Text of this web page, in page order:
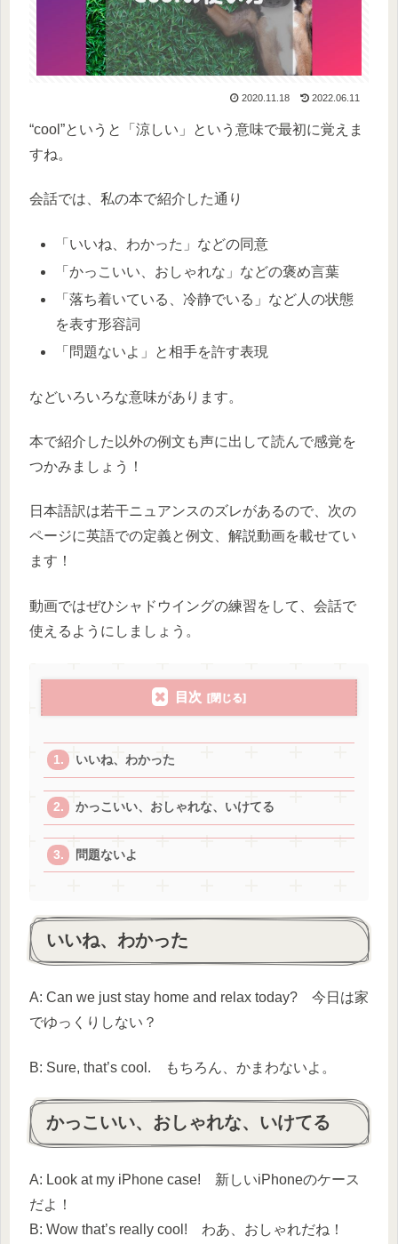
2020.11.18 2022.06.11
“cool”というと「涼しい」という意味で最初に覚えま
すね。
会話では、私の本で紹介した通り
「いいね、わかった」などの同意
「かっこいい、おしゃれな」などの褒め言葉
「落ち着いている、冷静でいる」など人の状態
を表す形容詞
「問題ないよ」と相手を許す表現
などいろいろな意味があります。
本で紹介した以外の例文も声に出して読んで感覚を
つかみましょう！
日本語訳は若干ニュアンスのズレがあるので、次の
ページに英語での定義と例文、解説動画を載せてい
ます！
動画ではぜひシャドウイングの練習をして、会話で
使えるようにしましょう。
目次
いいね、わかった
かっこいい、おしゃれな、いけてる
問題ないよ
いいね、わかった
A: Can we just stay home and relax today? 今日は家
でゆっくりしない？
B: Sure, that’s cool. もちろん、かまわないよ。
かっこいい、おしゃれな、いけてる
A: Look at my iPhone case! 新しいiPhoneのケース
だよ！
B: Wow that’s really cool! わあ、おしゃれだね！